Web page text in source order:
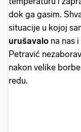
dok ga gasim.
situacije u kojoj
urušavalo na nas
Petravić
nakon velike
redu.